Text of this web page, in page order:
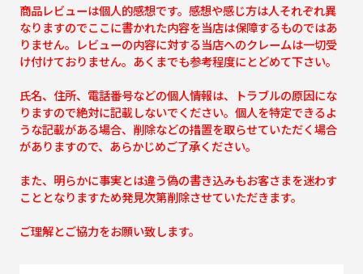
商品レビューは個人的感想です。感想や感じ方は人それぞれ異
なりますのでここに書かれた内容を当店は保障するものではあ
りません。レビューの内容に対する当店へのクレームは一切受
け付けておりません。あくまでも参考程度にとどめて下さい。
氏名、住所、電話番号などの個人情報は、トラブルの原因にな
りますので絶対に記載しないでください。個人を特定できるよ
うな記載がある場合、削除などの措置を取らせていただく場合
がありますので、あらかじめご了承ください。
また、明らかに事実とは違う偽の書き込みもお客さまを迷わす
こととなりますため発見次第削除させていただきます。
ご理解とご協力をお願い致します。